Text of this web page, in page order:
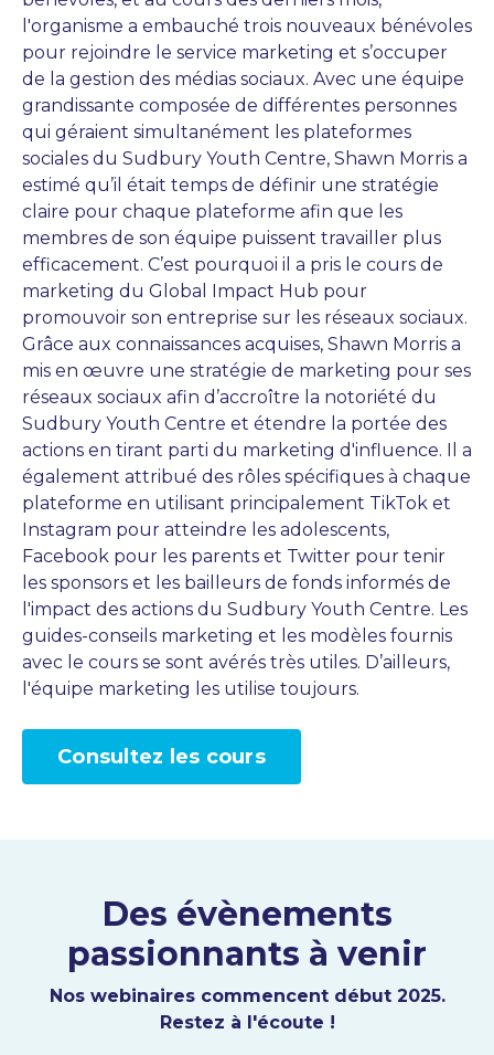
l'organisme a embauché trois nouveaux bénévoles
pour rejoindre le service marketing et s’occuper
de la gestion des médias sociaux. Avec une équipe
grandissante composée de différentes personnes
qui géraient simultanément les plateformes
sociales du Sudbury Youth Centre, Shawn Morris a
estimé qu’il était temps de définir une stratégie
claire pour chaque plateforme afin que les
membres de son équipe puissent travailler plus
efficacement. C’est pourquoi il a pris le cours de
marketing du Global Impact Hub pour
promouvoir son entreprise sur les réseaux sociaux.
Grâce aux connaissances acquises, Shawn Morris a
mis en œuvre une stratégie de marketing pour ses
réseaux sociaux afin d’accroître la notoriété du
Sudbury Youth Centre et étendre la portée des
actions en tirant parti du marketing d'influence. Il a
également attribué des rôles spécifiques à chaque
plateforme en utilisant principalement TikTok et
Instagram pour atteindre les adolescents,
Facebook pour les parents et Twitter pour tenir
les sponsors et les bailleurs de fonds informés de
l'impact des actions du Sudbury Youth Centre. Les
guides-conseils marketing et les modèles fournis
avec le cours se sont avérés très utiles. D’ailleurs,
l'équipe marketing les utilise toujours.
Consultez les cours
Des évènements
passionnants à venir
Nos webinaires commencent début 2025.
Restez à l'écoute !